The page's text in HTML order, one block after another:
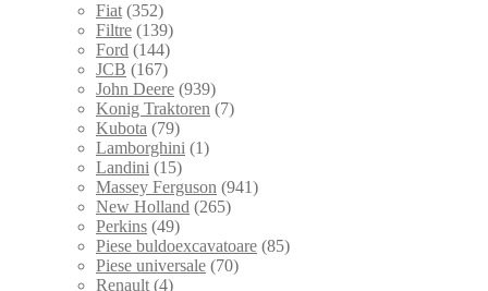
Fiat (352)
Filtre (139)
Ford (144)
JCB (167)
John Deere (939)
Konig Traktoren (7)
Kubota (79)
Lamborghini (1)
Landini (15)
Massey Ferguson (941)
New Holland (265)
Perkins (49)
Piese buldoexcavatoare (85)
Piese universale (70)
Renault (4)